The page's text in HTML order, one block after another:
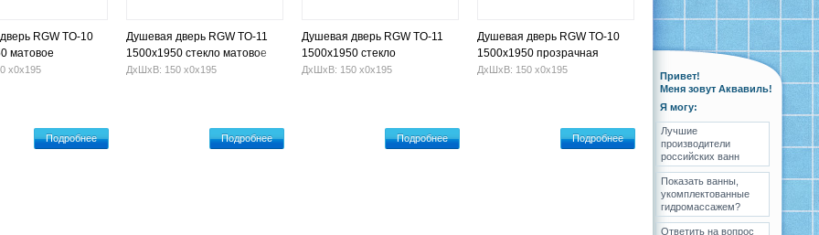
RGW TO-10
матовое
х0х195
Подробнее
Душевая дверь RGW TO-11
1500x1950 стекло матовое
ДхШхВ: 150 х0х195
Подробнее
Душевая дверь RGW TO-11
1500x1950 стекло
прозрачное
ДхШхВ: 150 х0х195
Подробнее
Душевая дверь RGW TO-10
1500x1950 прозрачная
ДхШхВ: 150 х0х195
Подробнее
Привет!
Меня зовут Аквавиль!
Я могу:
Лучшие
производители
российских ванн
Показать ванны,
укомплектованные
гидромассажем?
Ответить на вопрос